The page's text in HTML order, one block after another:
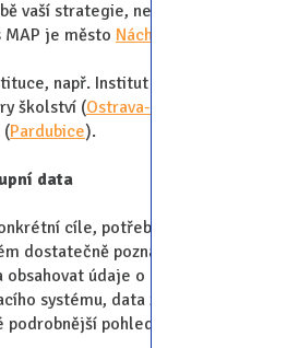
vaší strategie, nebo jen inspirací
je město Náchod
např. Institut veřejné správy
školství (Ostrava-Poruba
(Pardubice).
data
cíle, potřebujete nejprve
dostatečně poznat. Analytická
údaje o demografii
systému, data ze sociální a
pohled do škol v